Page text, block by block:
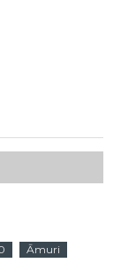
Āmuri